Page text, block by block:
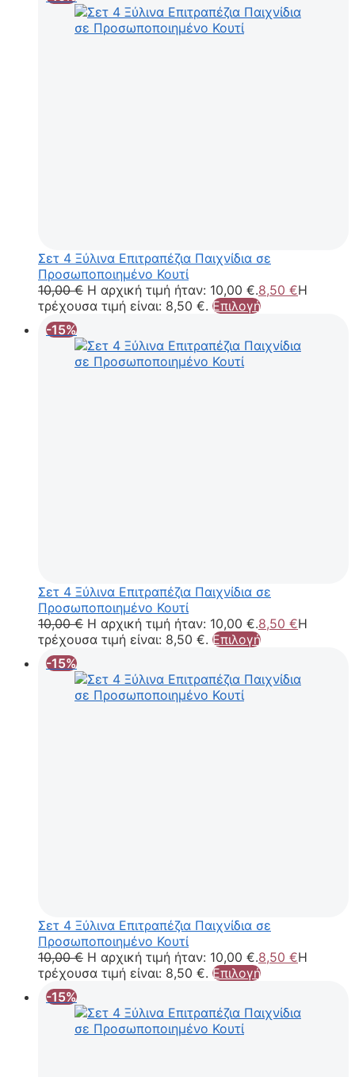
Σετ 4 Ξύλινα Επιτραπέζια Παιχνίδια σε
Προσωποποιημένο Κουτί
10,00€ Η αρχική τιμή ήταν: 10,00 €.8,50 €Η
τρέχουσα τιμή είναι: 8,50 €. Επιλογή
-15%
Σετ 4 Ξύλινα Επιτραπέζια Παιχνίδια σε
Προσωποποιημένο Κουτί
10,00€ Η αρχική τιμή ήταν: 10,00 €.8,50 €Η
τρέχουσα τιμή είναι: 8,50 €. Επιλογή
-15%
Σετ 4 Ξύλινα Επιτραπέζια Παιχνίδια σε
Προσωποποιημένο Κουτί
10,00€ Η αρχική τιμή ήταν: 10,00 €.8,50 €Η
τρέχουσα τιμή είναι: 8,50 €. Επιλογή
-15%